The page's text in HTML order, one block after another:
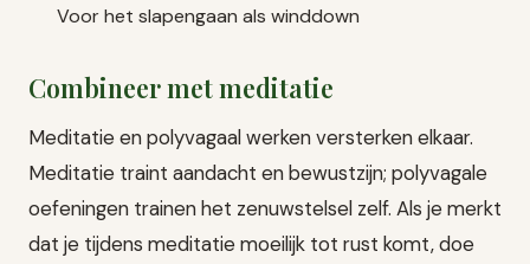
Voor het slapengaan als winddown
Combineer met meditatie
Meditatie en polyvagaal werken versterken elkaar.
Meditatie traint aandacht en bewustzijn; polyvagale
oefeningen trainen het zenuwstelsel zelf. Als je merkt
dat je tijdens meditatie moeilijk tot rust komt, doe